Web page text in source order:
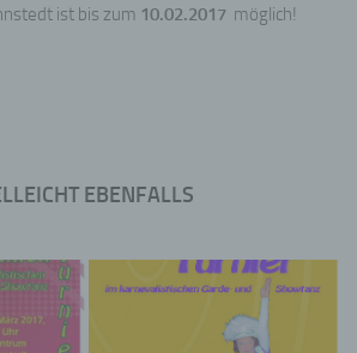
ist bis zum 10.02.2017 möglich!
EBENFALLS